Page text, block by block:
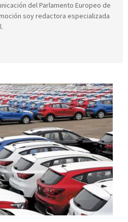
del Parlamento Europeo de
soy redactora especializada